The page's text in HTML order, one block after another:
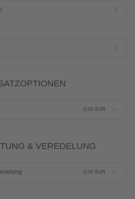
0,00 EUR
& VEREDELUNG
0,00 EUR